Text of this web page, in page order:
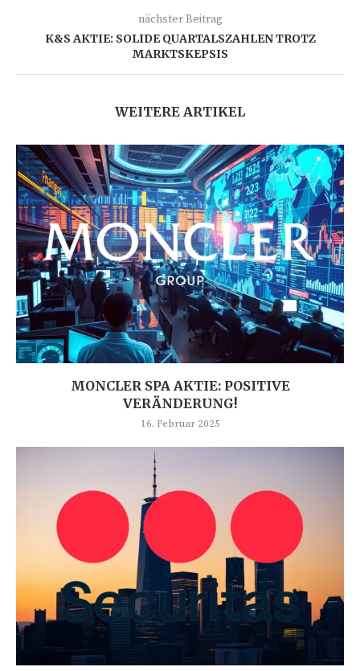
nächster Beitrag
K&S AKTIE: SOLIDE QUARTALSZAHLEN TROTZ
MARKTSKEPSIS
WEITERE ARTIKEL
MONCLER SPA AKTIE: POSITIVE
VERÄNDERUNG!
16. Februar 2025